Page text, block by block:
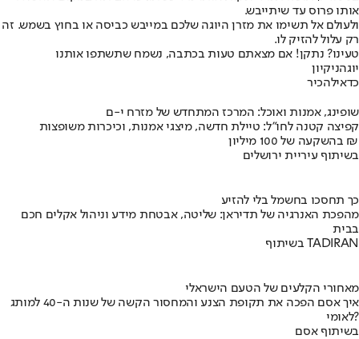
אותו פרוס עד שיתייבש.
ולעולם אל תשימו את מזרן היוגה שלכם במייבש כביסה או בחוץ בשמש. זה
רק עלול להזיק לו.
טעינו? נתקן! אם מצאתם טעות בכתבה, נשמח שתשתפו אותנו
יוגהניקיון
כדאילהכיר
שופינג, אמנות ואוכל: המרכז המתחדש של מזרח י-ם
קפיצה קטנה לחו"ל: טיילת חדשה, מיצגי אמנות, וכיכרות משופצות
בהשקעה של 100 מיליון ₪
בשיתוף עיריית ירושלים
כך תחסכו בחשמל בלי להזיע
מהפכת האנרגיה של תדיראן: שליטה, אבטחת מידע וניהול אקלים חכם
בבית
בשיתוף TADIRAN
מאחורי הקלעים של הטעם הישראלי
איך אסם הפכה את תקופת הצנע והמחסור הקשה של שנות ה-40 למותג
לאומי?
בשיתוף אסם